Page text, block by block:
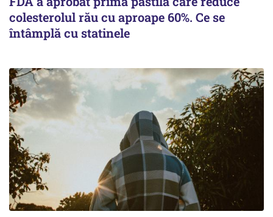
colesterolul rău cu aproape 60%. Ce se
întâmplă cu statinele